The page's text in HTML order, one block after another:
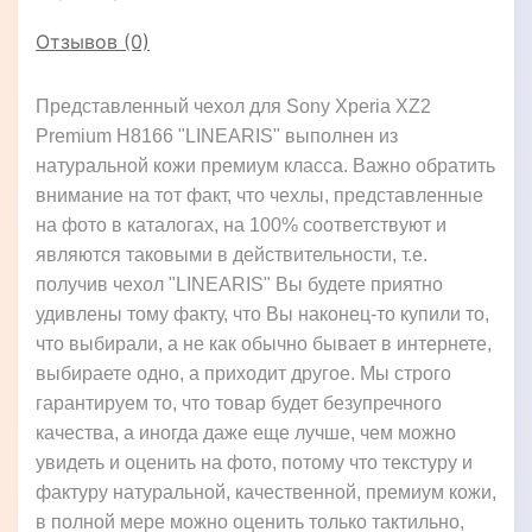
Отзывов (0)
Представленный чехол для Sony Xperia XZ2
Premium H8166 "LINEARIS" выполнен из
натуральной кожи премиум класса. Важно обратить
внимание на тот факт, что чехлы, представленные
на фото в каталогах, на 100% соответствуют и
являются таковыми в действительности, т.е.
получив чехол "LINEARIS" Вы будете приятно
удивлены тому факту, что Вы наконец-то купили то,
что выбирали, а не как обычно бывает в интернете,
выбираете одно, а приходит другое. Мы строго
гарантируем то, что товар будет безупречного
качества, а иногда даже еще лучше, чем можно
увидеть и оценить на фото, потому что текстуру и
фактуру натуральной, качественной, премиум кожи,
в полной мере можно оценить только тактильно,